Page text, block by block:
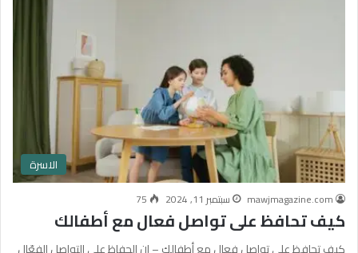
الاسرة
mawjmagazine.com سبتمبر 11, 2024 75
كيف تحافظ على تواصل فعال مع أطفالك